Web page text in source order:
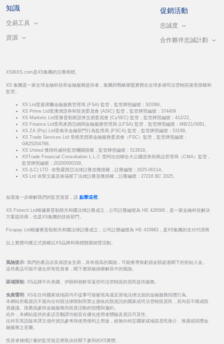
知識
交易工具
資源
促銷活動
忠誠度
合作夥伴忠誠計劃
XS和XS.com是XS集團的注冊商標。
XS 集團是一家全球金融科技和金融服務提供者，集團與戰略聯盟實體在全球多個司法管轄區接受授權和
監管。
XS Ltd受塞席爾金融服務管理局 (FSA) 監管，監管牌照編號：SD089。
XS Prime Ltd受澳洲證券和投資委員會 (ASIC) 監管，監管牌照編號：374409
XS Markets Ltd受賽普勒斯證券交易委員會 (CySEC) 監管，監管牌照編號：412/22。
XS Finance Ltd受馬來西亞納閩金融服務管理局 (LFSA) 監管，監管牌照編號：MB/21/0081。
XS ZA (Pty) Ltd受南非金融部門行為監理局 (FSCA) 監管，監管牌照編號：53199。
XS Trade Services Ltd 受模里西斯金融服務委員會（FSC）監管，監管牌照編號：
GB25204786。
XS United 獲得科威特監管機關授權，監管牌照編號：513918。
XSTrade Financial Consultation L.L.C 受阿拉伯聯合大公國證券與商品管理局（CMA）監管，
監管牌照編號：20200000339。
XS (LC) LTD. 依聖露西亞法律註冊並獲授權，註冊編號：2025-00114。
XS Ltd 依聖文森及格瑞那丁法律註冊並獲授權，註冊編號：27216 BC 2025。
如需進一步瞭解我們的監管資質，請 點擊這裡。
XS Fintech Ltd根據賽普勒斯共和國法律註冊成立，公司註冊編號為 HE 426566，是一家金融科技解決
方案提供商，也是XS集團的技術部門。
Ficupay Ltd根據賽普勒斯共和國法律註冊成立，公司註冊編號為 HE 433983，是XS集團的支付代理商
以上實體均獲正式授權以XS品牌和商標開展經營活動。
風險提示: 我們的產品涉及保證金交易，具有很高的風險，可能會導致虧損金額超過閣下的初始入金。
這些產品可能不適合所有投資者，閣下應當確保瞭解其中的風險。
區域限制: XS品牌不向美國、伊朗和朝鮮等某些司法管轄區的居民提供服務。
免責聲明: XS在任何國家或地區均不從事可能被視為違反當地法律法規的金融服務招攬行為。
本網站所載資訊不面向任何因法律限制而禁止接收此類資訊的國家或司法管轄區居民，其內容不構成投
資建議、推薦或參與金融服務與投資活動的招攬與邀約。
此外，本網站提供的多語言翻譯功能旨在優化使用者體驗及資訊可及性。
任何非英語版本譯文僅作資訊參考與使用便利之用途，絕無向特定國家或地區居民推介、推廣或招攬金
融服務之意圖。
投資者補償計畫的監管規定將取決於閣下參與的XS實體。